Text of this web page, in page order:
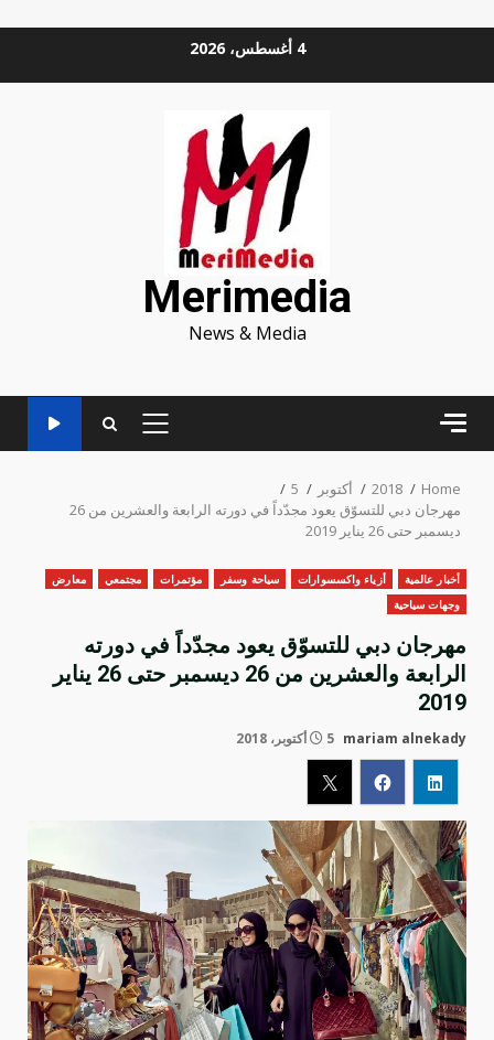
4 أغسطس، 2026
Merimedia
News & Media
PRIMARY
Home
2018 أكتوبر
5
مهرجان دبي للتسوّق يعود مجدّداً في دورته الرابعة والعشرين من 26
ديسمبر حتى 26 يناير 2019
أخبار عالمية أزياء واكسسوارات سياحة وسفر مؤتمرات مجتمعي
معارض
وجهات سياحية
مهرجان دبي للتسوّق يعود مجدّداً في دورته
الرابعة والعشرين من 26 ديسمبر حتى 26 يناير
2019
mariam alnekady 5 أكتوبر، 2018